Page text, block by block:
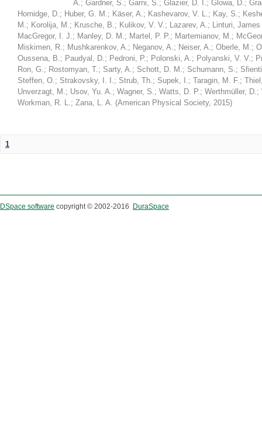
A.; Gardner, S.; Garni, S.; Glazier, D. I.; Glowa, D.;
Hornidge, D.; Huber, G. M.; Käser, A.; Kashevarov, V. L.; Kay, S.;
M.; Korolija, M.; Krusche, B.; Kulikov, V. V.; Lazarev, A.; Linturi,
MacGregor, I. J.; Manley, D. M.; Martel, P. P.; Martemianov, M.;
Miskimen, R.; Mushkarenkov, A.; Neganov, A.; Neiser, A.; Oberle, M.;
Oussena, B.; Paudyal, D.; Pedroni, P.; Polonski, A.; Polyanski, V. V.;
Ron, G.; Rostomyan, T.; Sarty, A.; Schott, D. M.; Schumann, S.;
Steffen, O.; Strakovsky, I. I.; Strub, Th.; Supek, I.; Taragin, M. F.;
Unverzagt, M.; Usov, Yu. A.; Wagner, S.; Watts, D. P.; Werthmüller, D.;
Workman, R. L.; Zana, L. A. (American Physical Society, 2015)
1
DSpace software copyright © 2002-2016 DuraSpace